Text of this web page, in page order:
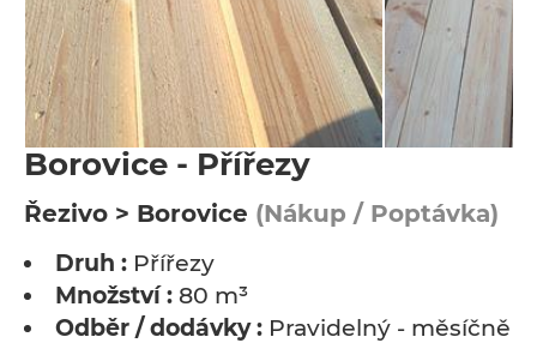
Borovice - Přířezy
Řezivo > Borovice (Nákup / Poptávka)
Druh : Přířezy
Množství : 80 m³
Odběr / dodávky : Pravidelný - měsíčně